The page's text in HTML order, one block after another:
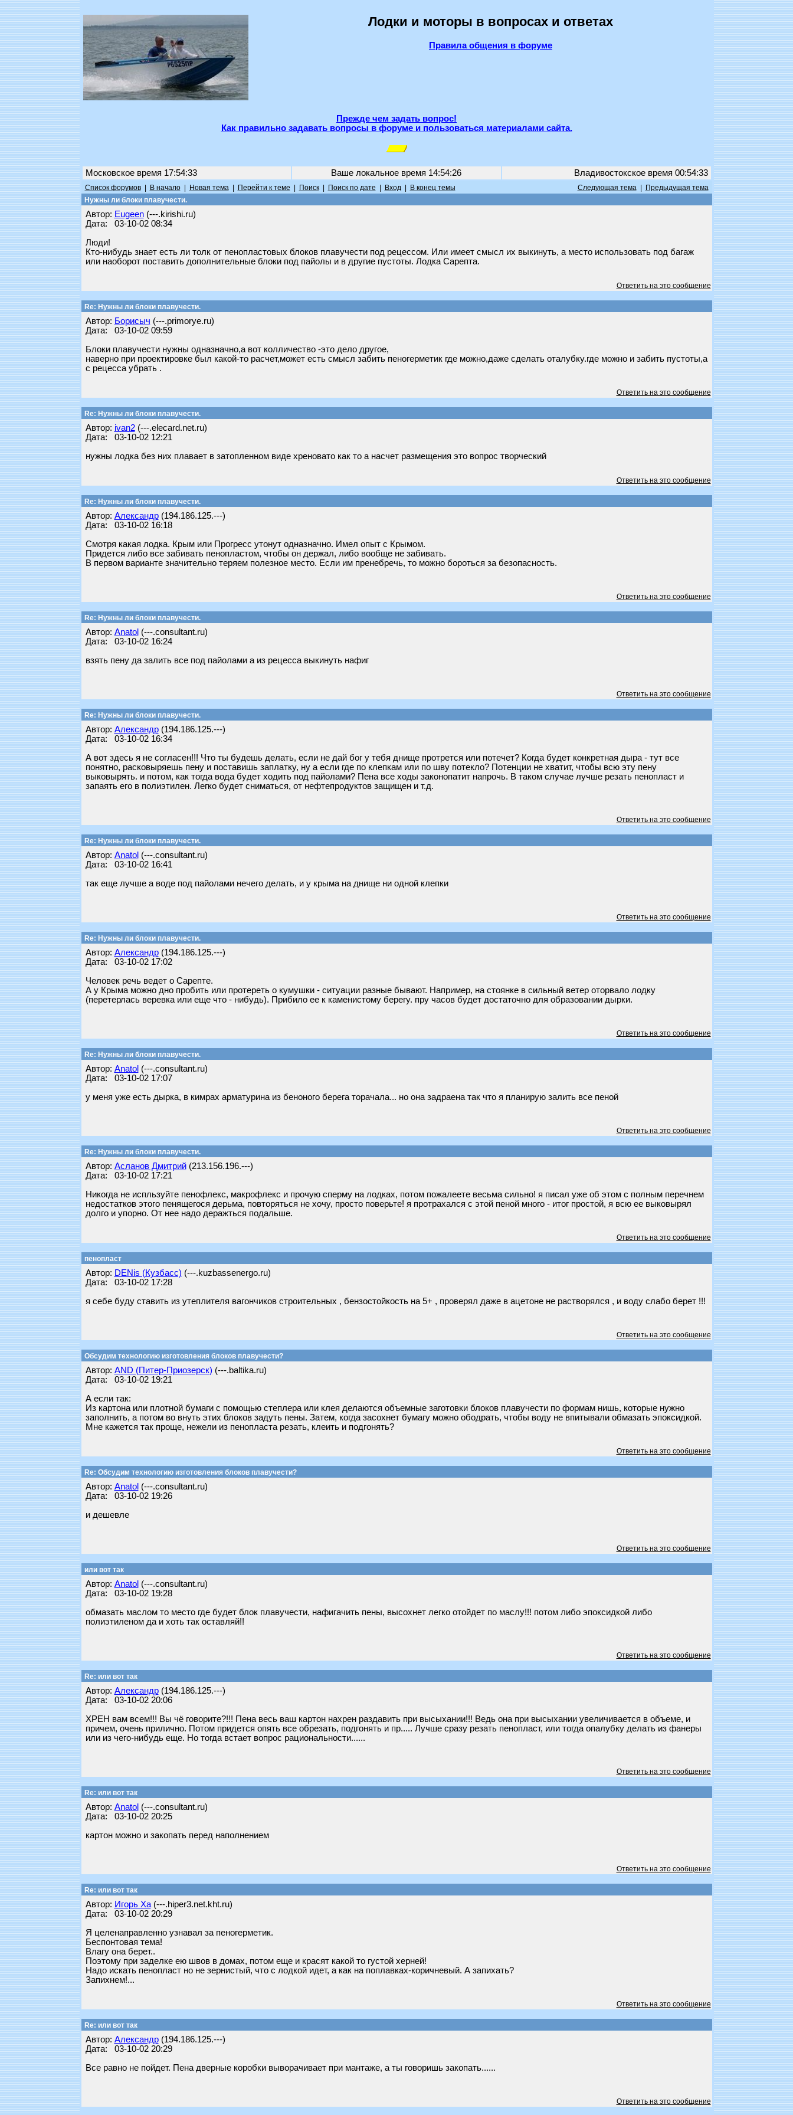
Лодки и моторы в вопросах и ответах
Правила общения в форуме
Прежде чем задать вопрос!
Как правильно задавать вопросы в форуме и пользоваться материалами сайта.
Московское время 17:54:33 Ваше локальное время 14:54:26 Владивостокское время 00:54:33
Список форумов| В начало| Новая тема| Перейти к теме Поиск| Поиск по дате Вход| В конец темы Следующая тема|
Предыдущая тема
Нужны ли блоки плавучести.
Автор: Eugeen(---.kirishi.ru)
Дата: 03-10-02 08:34
Люди!
Кто-нибудь знает есть ли толк от пенопластовых блоков плавучести под рецессом. Или имеет смысл их выкинуть, а место использовать под багаж
или наоборот поставить дополнительные блоки под пайолы и в другие пустоты. Лодка Сарепта.
Ответить на это сообщение
Re: Нужны ли блоки плавучести.
Автор: Борисыч (---.primorye.ru)
Дата: 03-10-02 09:59
Блоки плавучести нужны одназначно,а вот колличество -это дело другое,
наверно при проектировке был какой-то расчет,может есть смысл забить пеногерметик где можно,даже сделать оталубку.где можно и забить пустоты,а
с рецесса убрать .
Ответить на это сообщение
Re: Нужны ли блоки плавучести.
Автор: ivan2(---.elecard.net.ru)
Дата: 03-10-02 12:21
нужны лодка без них плавает в затопленном виде хреновато как то а насчет размещения это вопрос творческий
Ответить на это сообщение
Re: Нужны ли блоки плавучести.
Автор: Александр(194.186.125.---)
Дата: 03-10-02 16:18
Смотря какая лодка. Крым или Прогресс утонут одназначно. Имел опыт с Крымом.
Придется либо все забивать пенопластом, чтобы он держал, либо вообще не забивать.
В первом варианте значительно теряем полезное место. Если им пренебречь, то можно бороться за безопасность.
Ответить на это сообщение
Re: Нужны ли блоки плавучести.
Автор: Anatol (---.consultant.ru)
Дата: 03-10-02 16:24
взять пену да залить все под пайолами а из рецесса выкинуть нафиг
Ответить на это сообщение
Re: Нужны ли блоки плавучести.
Автор: Александр(194.186.125.---)
Дата: 03-10-02 16:34
А вот здесь я не согласен!!! Что ты будешь делать, если не дай бог у тебя днище протрется или потечет? Когда будет конкретная дыра - тут все
понятно, расковыряешь пену и поставишь заплатку, ну а если где по клепкам или по шву потекло? Потенции не хватит, чтобы всю эту пену
выковырять. и потом, как тогда вода будет ходить под пайолами? Пена все ходы законопатит напрочь. В таком случае лучше резать пенопласт и
запаять его в полиэтилен. Легко будет сниматься, от нефтепродуктов защищен и т.д.
Ответить на это сообщение
Re: Нужны ли блоки плавучести.
Автор: Anatol (---.consultant.ru)
Дата: 03-10-02 16:41
так еще лучше а воде под пайолами нечего делать, и у крыма на днище ни одной клепки
Ответить на это сообщение
Re: Нужны ли блоки плавучести.
Автор: Александр(194.186.125.---)
Дата: 03-10-02 17:02
Человек речь ведет о Сарепте.
А у Крыма можно дно пробить или протереть о кумушки - ситуации разные бывают. Например, на стоянке в сильный ветер оторвало лодку
(перетерлась веревка или еще что - нибудь). Прибило ее к каменистому берегу. пру часов будет достаточно для образовании дырки.
Ответить на это сообщение
Re: Нужны ли блоки плавучести.
Автор: Anatol (---.consultant.ru)
Дата: 03-10-02 17:07
у меня уже есть дырка, в кимрах арматурина из беноного берега торачала... но она задраена так что я планирую залить все пеной
Ответить на это сообщение
Re: Нужны ли блоки плавучести.
Автор: Асланов Дмитрий(213.156.196.---)
Дата: 03-10-02 17:21
Никогда не испльзуйте пенофлекс, макрофлекс и прочую сперму на лодках, потом пожалеете весьма сильно! я писал уже об этом с полным перечнем
недостатков этого пенящегося дерьма, повторяться не хочу, просто поверьте! я протрахался с этой пеной много - итог простой, я всю ее выковырял
долго и упорно. От нее надо деражться подальше.
Ответить на это сообщение
пенопласт
Автор: DENis (Кузбасс) (---.kuzbassenergo.ru)
Дата: 03-10-02 17:28
я себе буду ставить из утеплителя вагончиков строительных , бензостойкость на 5+ , проверял даже в ацетоне не растворялся , и воду слабо берет !!!
Ответить на это сообщение
Обсудим технологию изготовления блоков плавучести?
Автор: AND (Питер-Приозерск) (---.baltika.ru)
Дата: 03-10-02 19:21
А если так:
Из картона или плотной бумаги с помощью степлера или клея делаются объемные заготовки блоков плавучести по формам нишь, которые нужно
заполнить, а потом во внуть этих блоков задуть пены. Затем, когда засохнет бумагу можно ободрать, чтобы воду не впитывали обмазать эпоксидкой.
Мне кажется так проще, нежели из пенопласта резать, клеить и подгонять?
Ответить на это сообщение
Re: Обсудим технологию изготовления блоков плавучести?
Автор: Anatol (---.consultant.ru)
Дата: 03-10-02 19:26
и дешевле
Ответить на это сообщение
или вот так
Автор: Anatol (---.consultant.ru)
Дата: 03-10-02 19:28
обмазать маслом то место где будет блок плавучести, нафигачить пены, высохнет легко отойдет по маслу!!! потом либо эпоксидкой либо
полиэтиленом да и хоть так оставляй!!
Ответить на это сообщение
Re: или вот так
Автор: Александр(194.186.125.---)
Дата: 03-10-02 20:06
ХРЕН вам всем!!! Вы чё говорите?!!! Пена весь ваш картон нахрен раздавить при высыхании!!! Ведь она при высыхании увеличивается в объеме, и
причем, очень прилично. Потом придется опять все обрезать, подгонять и пр..... Лучше сразу резать пенопласт, или тогда опалубку делать из фанеры
или из чего-нибудь еще. Но тогда встает вопрос рациональности......
Ответить на это сообщение
Re: или вот так
Автор: Anatol (---.consultant.ru)
Дата: 03-10-02 20:25
картон можно и закопать перед наполнением
Ответить на это сообщение
Re: или вот так
Автор: Игорь Ха(---.hiper3.net.kht.ru)
Дата: 03-10-02 20:29
Я целенаправленно узнавал за пеногерметик.
Беспонтовая тема!
Влагу она берет..
Поэтому при заделке ею швов в домах, потом еще и красят какой то густой херней!
Надо искать пенопласт но не зернистый, что с лодкой идет, а как на поплавках-коричневый. А запихать?
Запихнем!...
Ответить на это сообщение
Re: или вот так
Автор: Александр(194.186.125.---)
Дата: 03-10-02 20:29
Все равно не пойдет. Пена дверные коробки выворачивает при мантаже, а ты говоришь закопать......
Ответить на это сообщение